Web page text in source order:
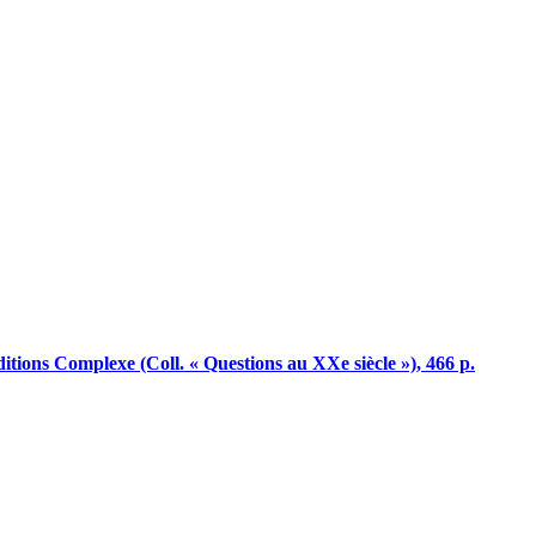
Complexe (Coll. « Questions au XXe siècle »), 466 p.